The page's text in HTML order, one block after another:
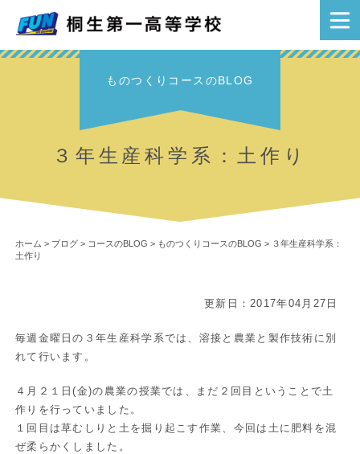
ものつくりコースのBLOG
３年生産科学系：土作り
ホーム > ブログ> コースのBLOG > ものつくりコースのBLOG > ３年生産科学系：
土作り
更新日：2017年04月27日
毎週金曜日の３年生産科学系では、溶接と農業と製作技術に別
れて行います。
４月２１日(金)の農業の授業では、まだ２回目ということで土
作りを行っていました。
１回目は草むしりと土を掘り起こす作業、今回は土に肥料を混
ぜ柔らかくしました。